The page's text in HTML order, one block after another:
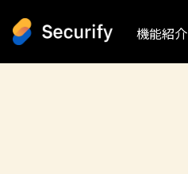
機能紹介